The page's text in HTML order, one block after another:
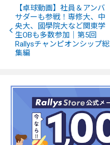
【卓球動画】社員＆アンバ
サダーも参戦！専修大、中
央大、國學院大など関東学
生OBも多数参加｜第5回
Rallysチャンピオンシップ総
集編